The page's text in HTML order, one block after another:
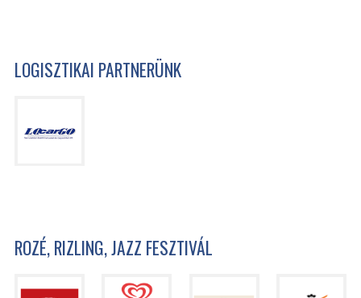
LOGISZTIKAI PARTNERÜNK
ROZÉ, RIZLING, JAZZ FESZTIVÁL